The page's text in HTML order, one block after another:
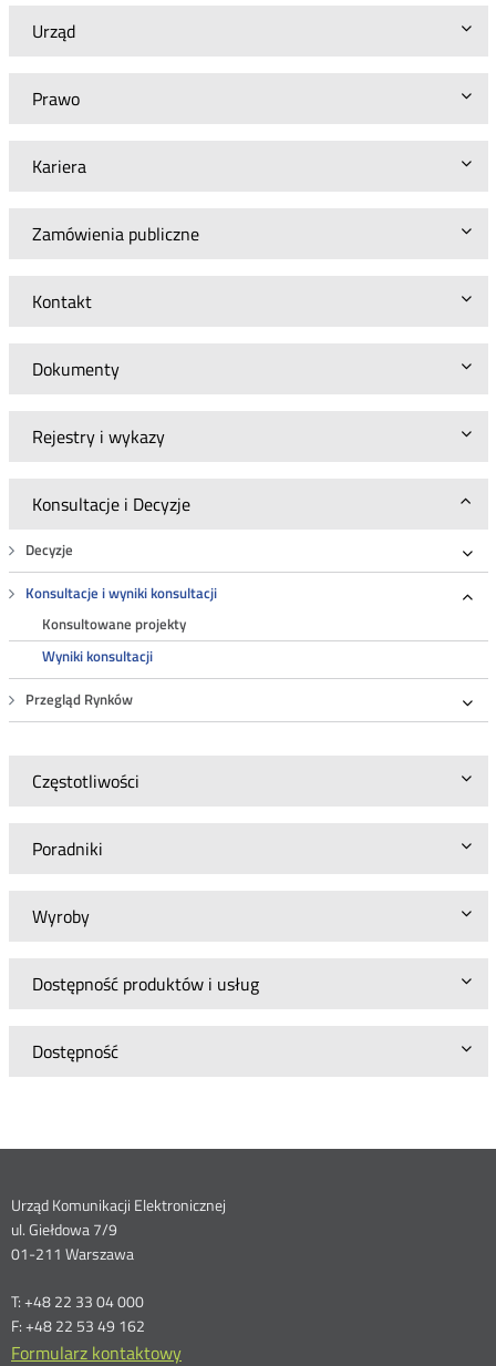
Urząd
Prawo
Kariera
Zamówienia publiczne
Kontakt
Dokumenty
Rejestry i wykazy
Konsultacje i Decyzje
Decyzje
Konsultacje i wyniki konsultacji
Konsultowane projekty
Wyniki konsultacji
Przegląd Rynków
Częstotliwości
Poradniki
Wyroby
Dostępność produktów i usług
Dostępność
Dane
kontaktowe
Urząd Komunikacji Elektronicznej
ul. Giełdowa 7/9
01-211 Warszawa
T: +48 22 33 04 000
F: +48 22 53 49 162
Formularz kontaktowy